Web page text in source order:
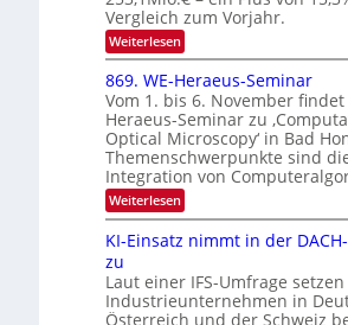
2
0
2
6
i
k
-
u
n
d
B
i
l
d
v
r
a
K
I
m
i
t
d
e
n
k
t
Vergleich zum Vorjahr.
Weiterlesen:
E
x
o
s
e
n
s
m
e
l
d
e
t
a
869. WE-Heraeus-Seminar
Vom 1. bis 6. November findet
Heraeus-Seminar zu
Optical Microscopy‘ in Bad
Themenschwerpunkte sind
Integration von
Weiterlesen:
8
9
W
E
-
KI-Einsatz nimmt in der
zu
Laut einer IFS-Umfrage
Industrieunternehmen in
Österreich und der Schweiz